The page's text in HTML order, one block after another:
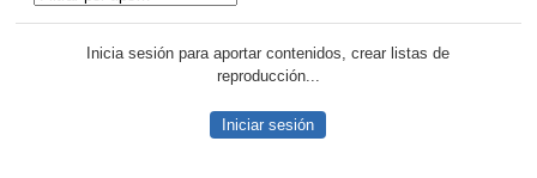
Inicia sesión para aportar contenidos, crear listas de
reproducción...
Iniciar sesión